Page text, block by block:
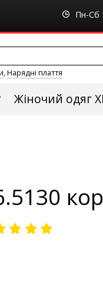
Пн-Сб
,Нарядні плаття
Жіночий одяг